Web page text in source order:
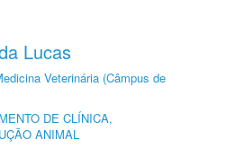
Lucas
Veterinária (Câmpus de
DE CLÍNICA,
ANIMAL